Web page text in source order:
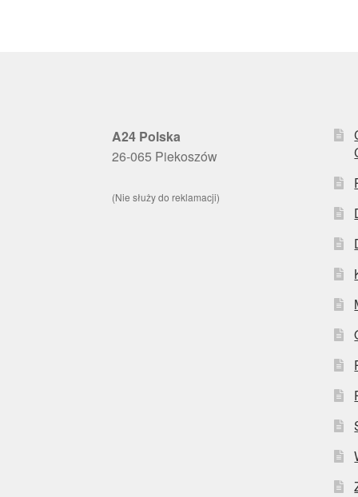
A24 Polska
26-065 Piekoszów
(Nie służy do reklamacji)